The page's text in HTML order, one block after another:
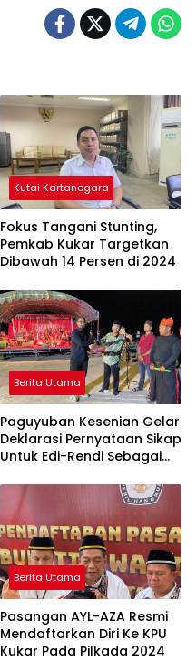
Kutai Kartanegara
Fokus Tangani Stunting,
Pemkab Kukar Targetkan
Dibawah 14 Persen di 2024
Berita Utama
Paguyuban Kesenian Gelar
Deklarasi Pernyataan Sikap
Untuk Edi-Rendi Sebagai
Berita Utama
Pasangan AYL-AZA Resmi
Mendaftarkan Diri Ke KPU
Kukar Pada Pilkada 2024